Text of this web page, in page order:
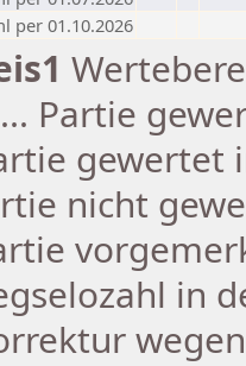
per 01.10.2026
Partie
gewertet
nicht
in